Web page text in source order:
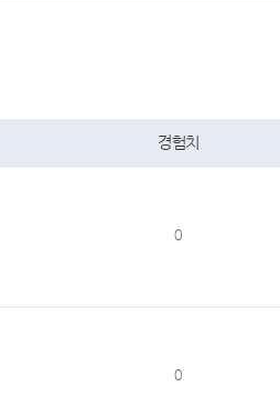
경험치
0
0